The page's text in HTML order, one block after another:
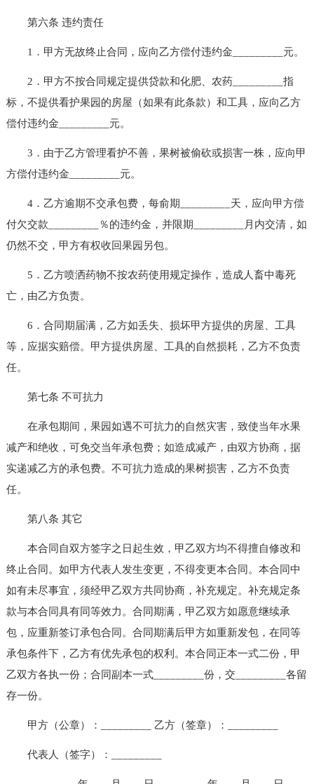
第六条 违约责任
1．甲方无故终止合同，应向乙方偿付违约金_________元。
2．甲方不按合同规定提供贷款和化肥、农药_________指
标，不提供看护果园的房屋（如果有此条款）和工具，应向乙方
偿付违约金_________元。
3．由于乙方管理看护不善，果树被偷砍或损害一株，应向甲
方偿付违约金_________元。
4．乙方逾期不交承包费，每俞期_________天，应向甲方偿
付欠交款_________％的违约金，并限期_________月内交清，如
仍然不交，甲方有权收回果园另包。
5．乙方喷洒药物不按农药使用规定操作，造成人畜中毒死
亡，由乙方负责。
6．合同期届满，乙方如丢失、损坏甲方提供的房屋、工具
等，应据实赔偿。甲方提供房屋、工具的自然损耗，乙方不负责
任。
第七条 不可抗力
在承包期间，果园如遇不可抗力的自然灾害，致使当年水果
减产和绝收，可免交当年承包费；如造成减产，由双方协商，据
实递减乙方的承包费。不可抗力造成的果树损害，乙方不负责
任。
第八条 其它
本合同自双方签字之日起生效，甲乙双方均不得擅自修改和
终止合同。如甲方代表人发生变更，不得变更本合同。本合同中
如有未尽事宜，须经甲乙双方共同协商，补充规定。补充规定条
款与本合同具有同等效力。合同期满，甲乙双方如愿意继续承
包，应重新签订承包合同。合同期满后甲方如重新发包，在同等
承包条件下，乙方有优先承包的权利。本合同正本一式二份，甲
乙双方各执一份；合同副本一式_________份，交_________各留
存一份。
甲方（公章）：_________ 乙方（签章）：_________
代表人（签字）：_________